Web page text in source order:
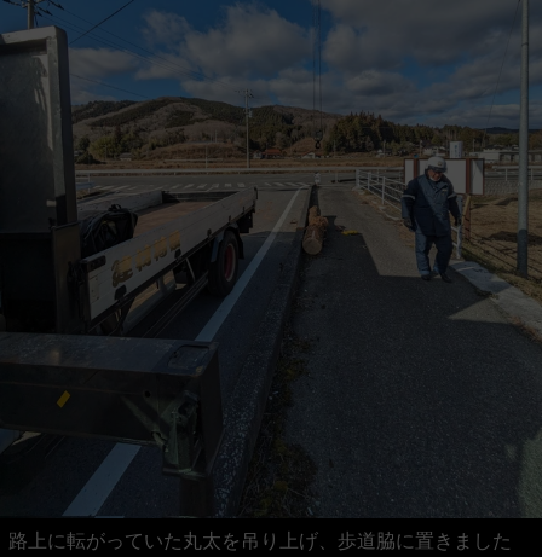
路上に転がっていた丸太を吊り上げ、歩道脇に置きました